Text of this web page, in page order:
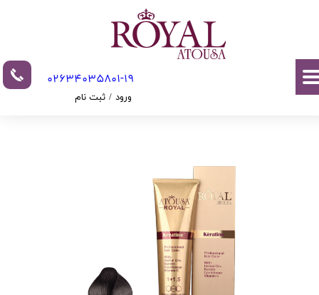
02634035801-19​​​​​​​​​​​​​​
ورود / ثبت نام
تغییر گذر واژه
سفارشات